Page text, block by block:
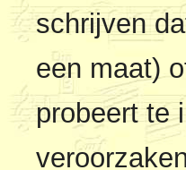
schrijven
een maat)
probeert te